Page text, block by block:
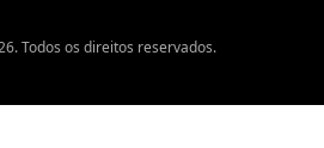
Todos os direitos reservados.